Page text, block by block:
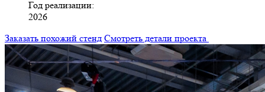
Год реализации:
2026
Заказать похожий стенд Смотреть детали проекта